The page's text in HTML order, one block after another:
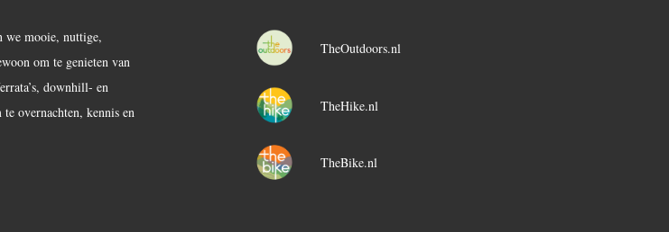
we mooie, nuttige,
om te genieten van
downhill- en
overnachten, kennis en
TheOutdoors.nl
TheHike.nl
TheBike.nl